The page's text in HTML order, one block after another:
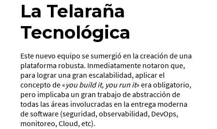
La Telaraña
Tecnológica
Este nuevo equipo se sumergió en la creación de una
plataforma robusta. Inmediatamente notaron que,
para lograr una gran escalabilidad, aplicar el
concepto de «you build it, you run it» era obligatorio,
pero implicaba un gran trabajo de abstracción de
todas las áreas involucradas en la entrega moderna
de software (seguridad, observabilidad, DevOps,
monitoreo, Cloud, etc).